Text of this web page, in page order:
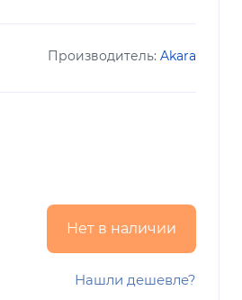
Производитель: Akara
Нет в наличии
Нашли дешевле?